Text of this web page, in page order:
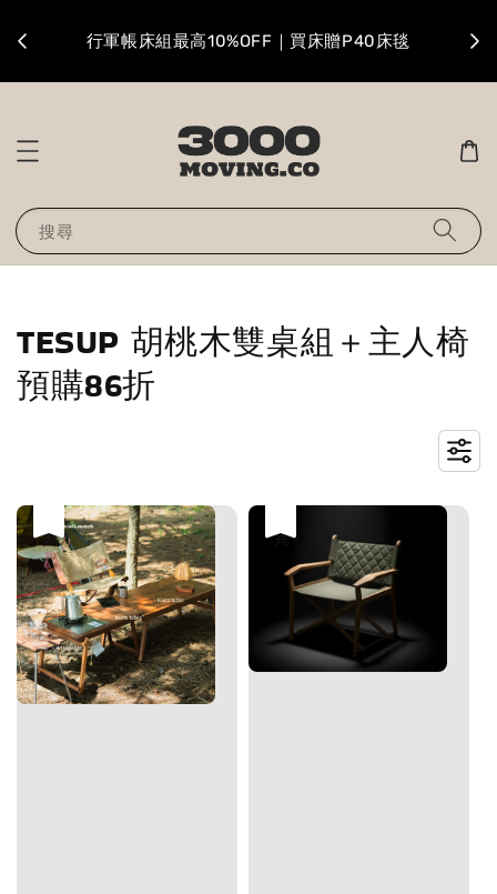
行軍帳床組最高10%OFF｜買床贈P40床毯
搜尋
TESUP 胡桃木雙桌組＋主人椅
預購86折